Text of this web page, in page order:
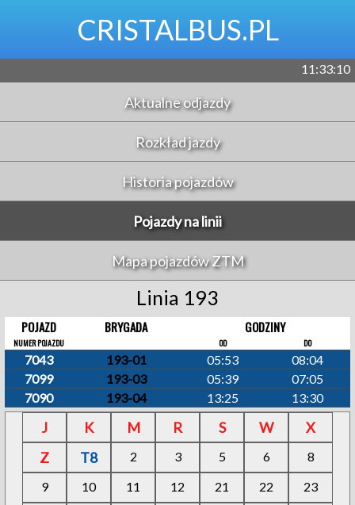
CRISTALBUS.PL
11:33:10
Aktualne odjazdy
Rozkład jazdy
Historia pojazdów
Pojazdy na linii
Mapa pojazdów ZTM
Linia 193
POJAZD BRYGADA GODZINY
NUMER POJAZDU OD DO
7043 193-01 05:53
08:04
7099
193-03 05:39
07:05
7090
193-04 13:25 13:30
J K M R S W
X
Z
T8 2 3 5 6
8
9
10 11 12 21 22
23